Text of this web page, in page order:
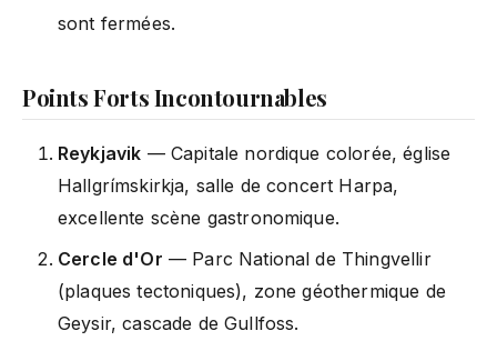
sont fermées.
Points Forts Incontournables
Reykjavik — Capitale nordique colorée, église
Hallgrímskirkja, salle de concert Harpa,
excellente scène gastronomique.
Cercle d'Or — Parc National de Thingvellir
(plaques tectoniques), zone géothermique de
Geysir, cascade de Gullfoss.